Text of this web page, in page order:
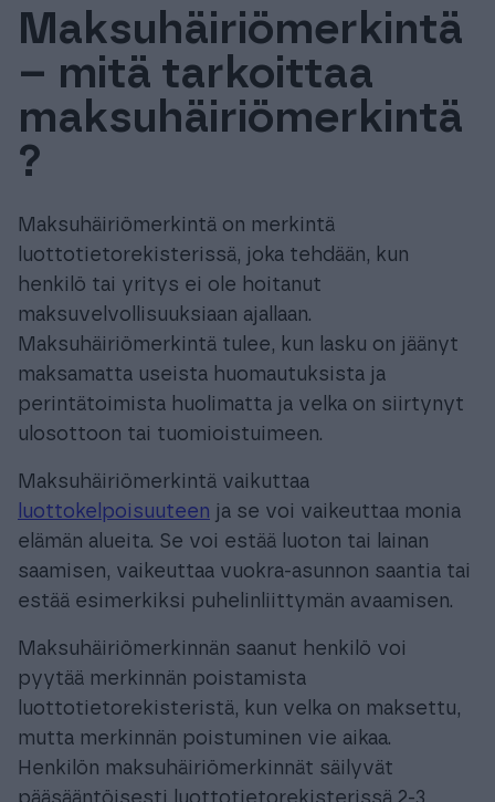
Tuki & Koulutus
Meistä & Ajankohtaista
Tilaa Procountor
Kokeile maksutta
Maksuhäiriömerkintä
– mitä tarkoittaa
maksuhäiriömerkintä
?
Maksuhäiriömerkintä on merkintä
luottotietorekisterissä, joka tehdään, kun
henkilö tai yritys ei ole hoitanut
maksuvelvollisuuksiaan ajallaan.
Maksuhäiriömerkintä tulee, kun lasku on jäänyt
maksamatta useista huomautuksista ja
perintätoimista huolimatta ja velka on siirtynyt
ulosottoon tai tuomioistuimeen.
Maksuhäiriömerkintä vaikuttaa
luottokelpoisuuteen ja se voi vaikeuttaa monia
elämän alueita. Se voi estää luoton tai lainan
saamisen, vaikeuttaa vuokra-asunnon saantia tai
estää esimerkiksi puhelinliittymän avaamisen.
Maksuhäiriömerkinnän saanut henkilö voi
pyytää merkinnän poistamista
luottotietorekisteristä, kun velka on maksettu,
mutta merkinnän poistuminen vie aikaa.
Henkilön maksuhäiriömerkinnät säilyvät